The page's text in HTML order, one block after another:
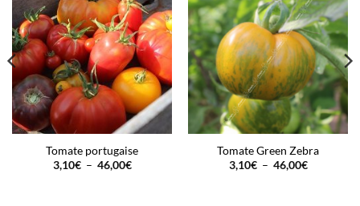
Tomate portugaise
3,10€ – 46,00€Plage
Tomate Green Zebra
3,10€ – 46,00€Plage